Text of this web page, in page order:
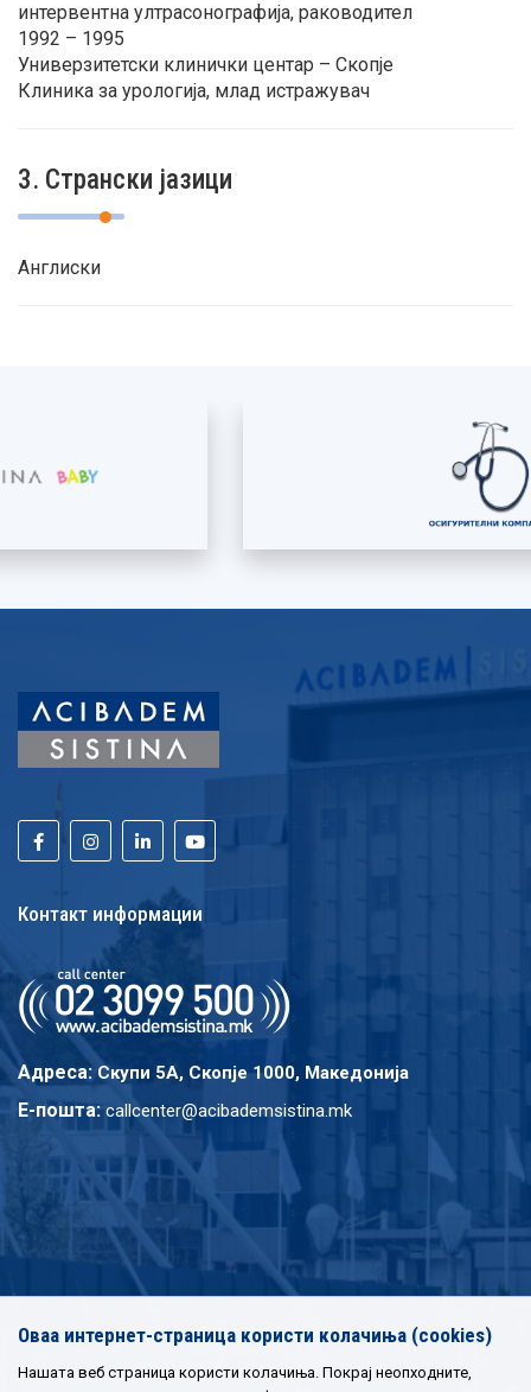
интервентна ултрасонографија, раководител
1992 – 1995
Универзитетски клинички центар – Скопје
Клиника за урологија, млад истражувач
3. Странски јазици
Англиски
Контакт информации
Адреса: Скупи 5A, Скопје 1000, Македонија
E-пошта: callcenter@acibademsistina.mk
Оваа интернет-страница користи колачиња (cookies)
Нашата веб страница користи колачиња. Покрај неопходните,